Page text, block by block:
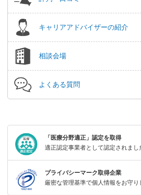
キャリアアドバイザーの紹介
相談会場
よくある質問
「医療分野適正」認定を取得
適正認定事業者として認定されまし
プライバシーマーク取得企業
厳密な管理基準で個人情報をお守り